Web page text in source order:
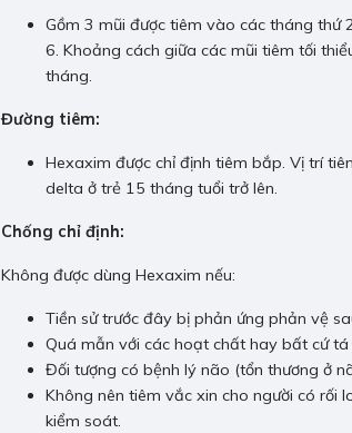
Gồm 3 mũi được tiêm vào các tháng thứ
6. Khoảng cách giữa các mũi tiêm tối
tháng.
Đường tiêm:
Hexaxim được chỉ định tiêm bắp. Vị trí
delta ở trẻ 15 tháng tuổi trở lên.
Chống chỉ định:
Không được dùng Hexaxim nếu:
Tiền sử trước đây bị phản ứng phản vệ
Quá mẫn với các hoạt chất hay bất cứ
Đối tượng có bệnh lý não (tổn thương ở
Không nên tiêm vắc xin cho người có rối
kiểm soát.